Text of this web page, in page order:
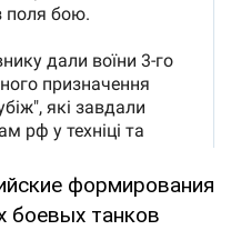
формирования
боевых танков